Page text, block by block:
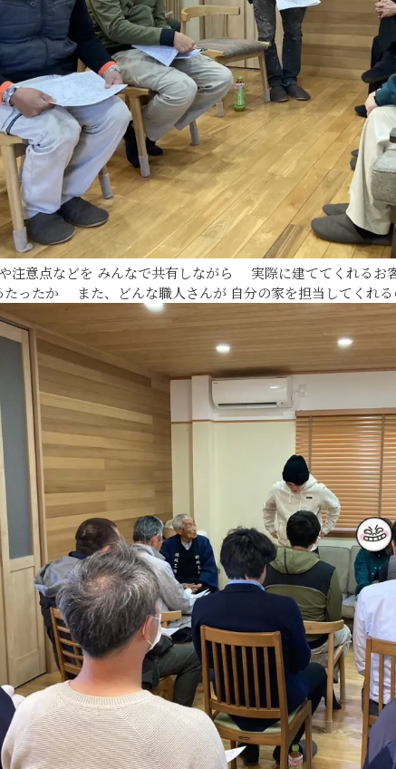
注意点などを みんなで共有しながら 実際に建ててくれるお
たったか また、どんな職人さんが 自分の家を担当してくれる